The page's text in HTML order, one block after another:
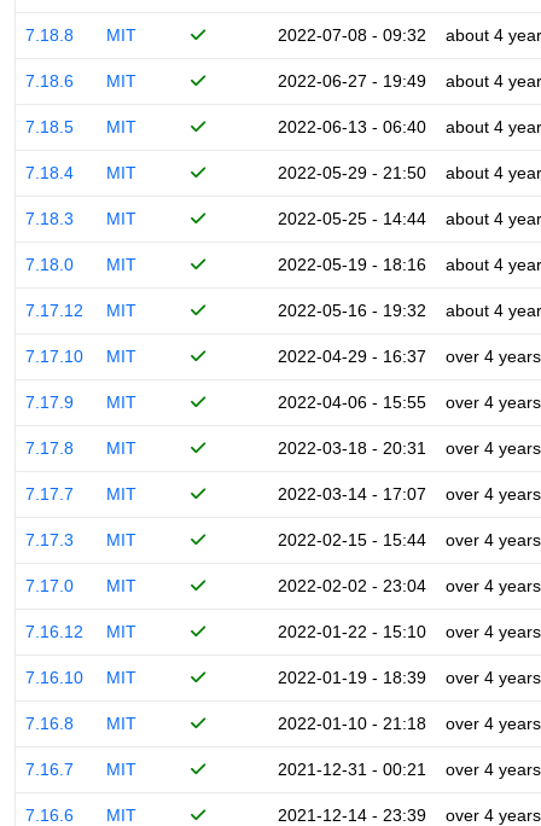
7.18.8 MIT 2022-07-08 - 09:32 about 4
7.18.6 MIT 2022-06-27 - 19:49 about 4
7.18.5 MIT 2022-06-13 - 06:40 about 4
7.18.4 MIT 2022-05-29 - 21:50 about 4
7.18.3 MIT 2022-05-25 - 14:44 about 4
7.18.0 MIT 2022-05-19 - 18:16 about 4
7.17.12 MIT 2022-05-16 - 19:32 about 4
7.17.10 MIT 2022-04-29 - 16:37 over 4 years
7.17.9 MIT 2022-04-06 - 15:55 over 4 years
7.17.8 MIT 2022-03-18 - 20:31 over 4 years
7.17.7 MIT 2022-03-14 - 17:07 over 4 years
7.17.3 MIT 2022-02-15 - 15:44 over 4 years
7.17.0 MIT 2022-02-02 - 23:04 over 4 years
7.16.12 MIT 2022-01-22 - 15:10 over 4 years
7.16.10 MIT 2022-01-19 - 18:39 over 4 years
7.16.8 MIT 2022-01-10 - 21:18 over 4 years
7.16.7 MIT 2021-12-31 - 00:21 over 4 years
7.16.6 MIT 2021-12-14 - 23:39 over 4 years